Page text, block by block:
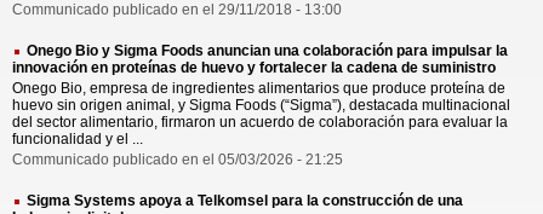
Communicado publicado en el 29/11/2018 - 13:00
Onego Bio y Sigma Foods anuncian una colaboración para impulsar la
innovación en proteínas de huevo y fortalecer la cadena de suministro
Onego Bio, empresa de ingredientes alimentarios que produce proteína de
huevo sin origen animal, y Sigma Foods (“Sigma”), destacada multinacional
del sector alimentario, firmaron un acuerdo de colaboración para evaluar la
funcionalidad y el ...
Communicado publicado en el 05/03/2026 - 21:25
Sigma Systems apoya a Telkomsel para la construcción de una